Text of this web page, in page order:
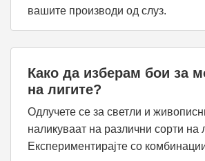
вашите производи од слуз.
Како да изберам бои за
на лигите?
Одлучете се за светли и
наликуваат на различни сорти на
Експериментирајте со